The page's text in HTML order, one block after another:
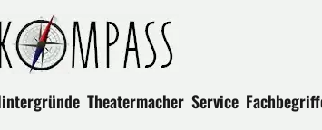
Theatermacher Service